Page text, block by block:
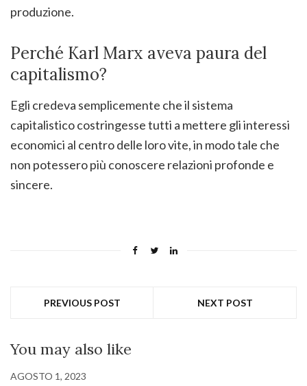
produzione.
Perché Karl Marx aveva paura del
capitalismo?
Egli credeva semplicemente che il sistema
capitalistico costringesse tutti a mettere gli interessi
economici al centro delle loro vite, in modo tale che
non potessero più conoscere relazioni profonde e
sincere.
PREVIOUS POST NEXT POST
You may also like
AGOSTO 1, 2023